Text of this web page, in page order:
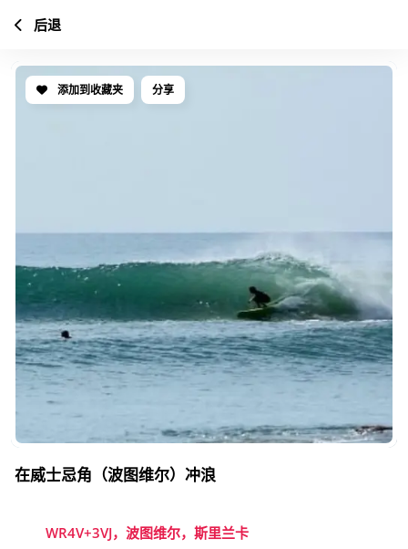
添加到收藏夹 分享
在威士忌角（波图维尔）冲浪
WR4V+3VJ，波图维尔，斯里兰卡
后退